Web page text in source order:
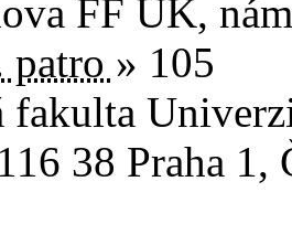
FF UK,
patro » 105
fakulta
116 38 Praha 1,